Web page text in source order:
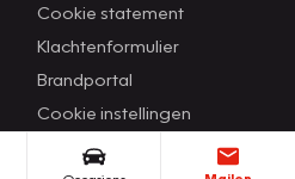
Cookie statement
Klachtenformulier
Brandportal
Cookie instellingen